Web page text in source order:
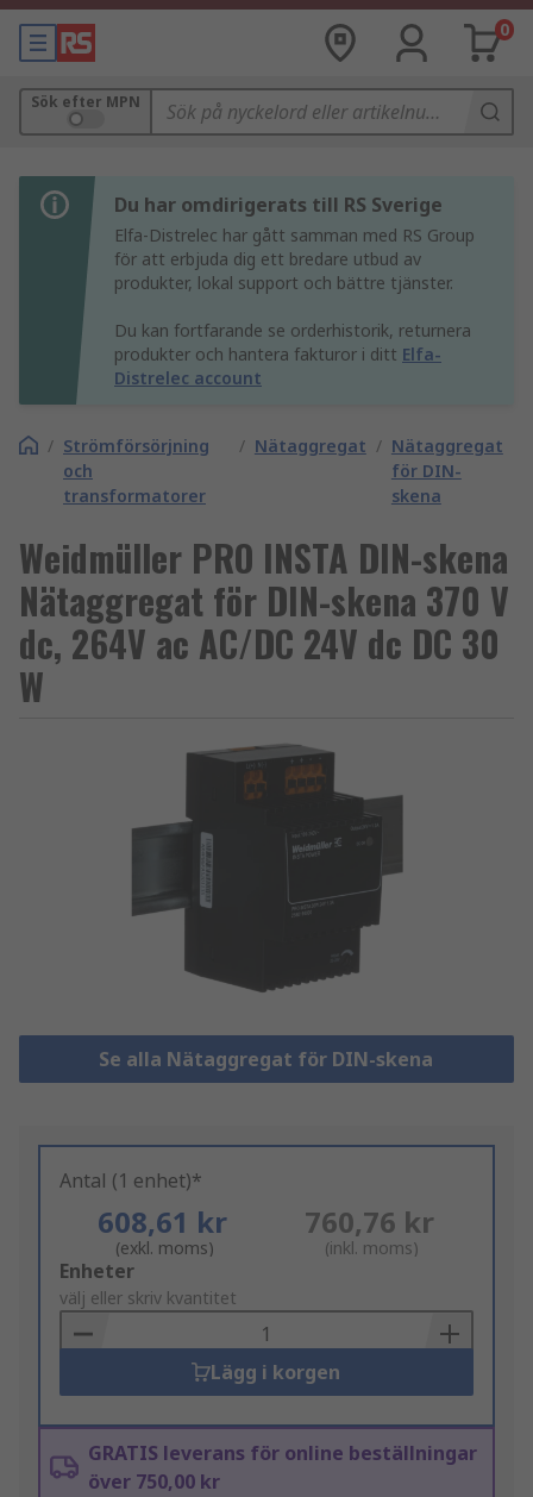
0
Sök efter MPN
Du har omdirigerats till RS Sverige
Elfa-Distrelec har gått samman med RS Group
för att erbjuda dig ett bredare utbud av
produkter, lokal support och bättre tjänster.
Du kan fortfarande se orderhistorik, returnera
produkter och hantera fakturor i ditt Elfa-
Distrelec account
/ Strömförsörjning
och
transformatorer
/ Nätaggregat / Nätaggregat
för DIN-
skena
Weidmüller PRO INSTA DIN-skena
Nätaggregat för DIN-skena 370 V
dc, 264V ac AC/DC 24V dc DC 30
W
Se alla Nätaggregat för DIN-skena
Antal (1 enhet)*
608,61 kr
(exkl. moms)
760,76 kr
(inkl. moms)
Add
to
Basket
Enheter
välj eller skriv kvantitet
Lägg i korgen
GRATIS leverans för online beställningar
över 750,00 kr